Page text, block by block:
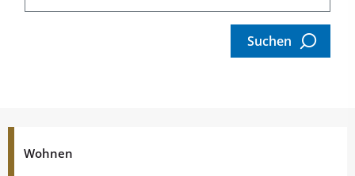
Suchen
Wohnen